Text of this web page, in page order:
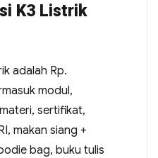
K3 Listrik
adalah Rp.
modul,
sertifikat,
makan siang +
bag, buku tulis